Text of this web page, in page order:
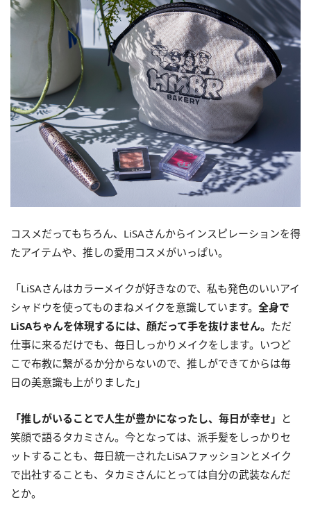
コスメだってもちろん、LiSAさんからインスピレーションを得
たアイテムや、推しの愛用コスメがいっぱい。
「LiSAさんはカラーメイクが好きなので、私も発色のいいアイ
シャドウを使ってものまねメイクを意識しています。 全身で
LiSAちゃんを体現するには、顔だって手を抜けません。 ただ
仕事に来るだけでも、毎日しっかりメイクをします。いつど
こで布教に繋がるか分からないので、推しができてからは毎
日の美意識も上がりました」
「推しがいることで人生が豊かになったし、毎日が幸せ」 と
笑顔で語るタカミさん。今となっては、派手髪をしっかりセ
ットすることも、毎日統一されたLiSAファッションとメイク
で出社することも、タカミさんにとっては自分の武装なんだ
とか。